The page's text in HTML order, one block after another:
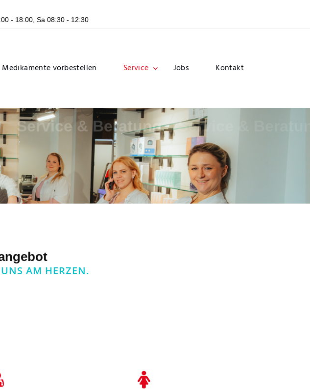
Apotheke vor Ort
- 18:00, Sa 08:30 - 12:30
Medikamente vorbestellen Service Jobs Kontakt
Service & Beratung Service &
AM HERZEN.